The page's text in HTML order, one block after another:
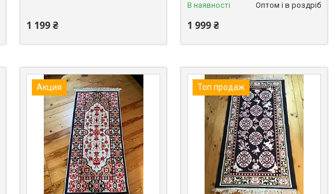
1 199 ₴
В наявності Оптом і в роздріб
1 999 ₴
Акция Топ продаж